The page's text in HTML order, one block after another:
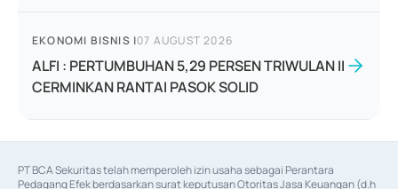
EKONOMI BISNIS |07 AUGUST 2026
ALFI : PERTUMBUHAN 5,29 PERSEN TRIWULAN II
CERMINKAN RANTAI PASOK SOLID
PT BCA Sekuritas telah memperoleh izin usaha sebagai Perantara
Pedagang Efek berdasarkan surat keputusan Otoritas Jasa Keuangan (d.h